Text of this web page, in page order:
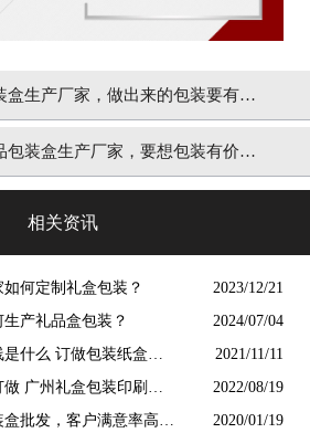
盒生产厂家，做出来的包装要有自
四方]
包装盒生产厂家，要想包装有价值
相关资讯
何定制礼盒包装？ 2023/12/21
产礼品盒包装？ 2024/07/04
装纸盒切
]
2021/11/11
刷厂
2022/08/19
批发，客户满意率高达
2020/01/19